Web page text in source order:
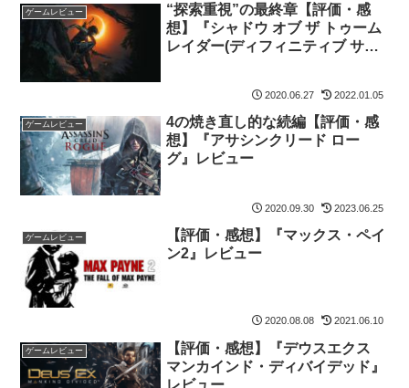
ゲームレビュー
“探索重視”の最終章【評価・感
想】『シャドウ オブ ザ トゥーム
レイダー(ディフィニティブ サバ
2020.06.27 2022.01.05
ゲームレビュー
4の焼き直し的な続編【評価・感
想】『アサシンクリード ロー
グ』レビュー
2020.09.30 2023.06.25
ゲームレビュー
【評価・感想】『マックス・ペイ
ン2』レビュー
2020.08.08 2021.06.10
ゲームレビュー
【評価・感想】『デウスエクス
マンカインド・ディバイデッド』
レビュー